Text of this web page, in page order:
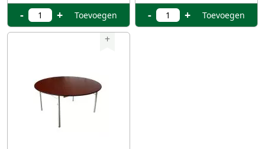
- + Toevoegen - + Toevoegen
+